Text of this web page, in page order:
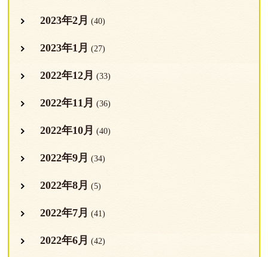
2023年2月 (40)
2023年1月 (27)
2022年12月 (33)
2022年11月 (36)
2022年10月 (40)
2022年9月 (34)
2022年8月 (5)
2022年7月 (41)
2022年6月 (42)